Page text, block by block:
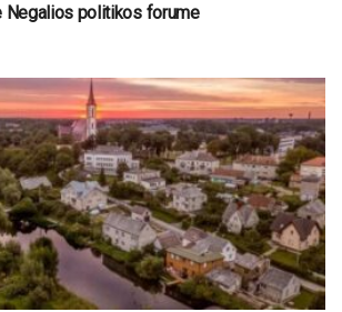
Negalios politikos forume